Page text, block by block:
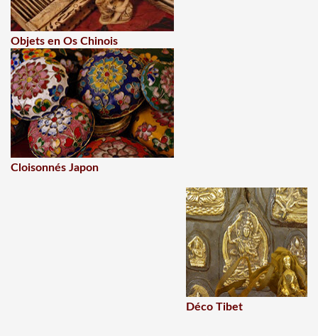
Objets en Os Chinois
Cloisonnés Japon
Déco Tibet